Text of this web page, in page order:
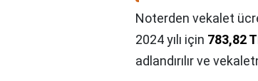
Noterden vekalet
2024 yılı için 783,82
adlandırılır ve